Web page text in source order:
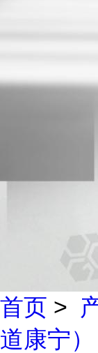
首页 >
道康宁）